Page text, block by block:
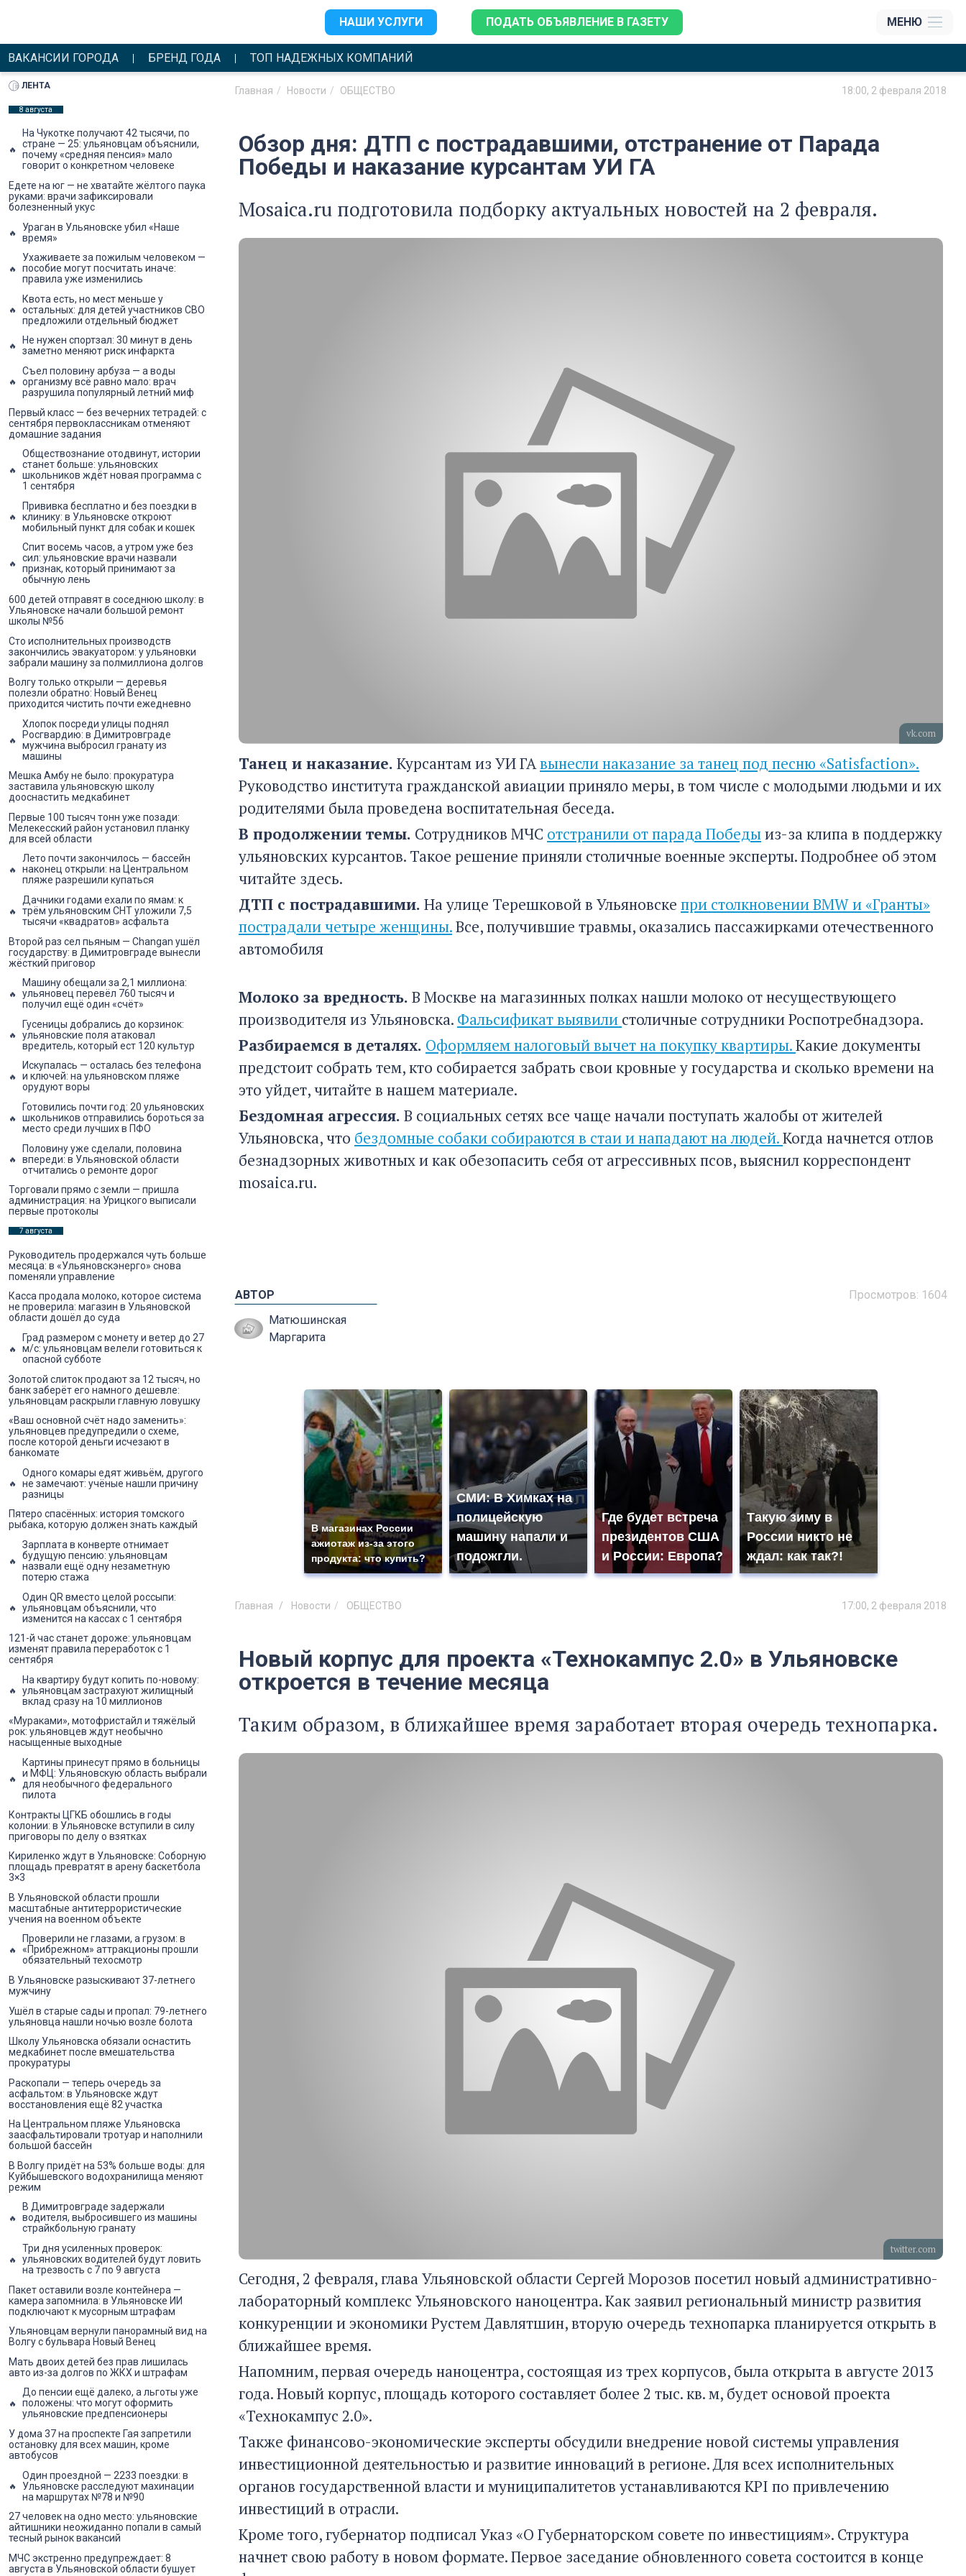
НАШИ УСЛУГИ ПОДАТЬ ОБЪЯВЛЕНИЕ В ГАЗЕТУ МЕНЮ
ВАКАНСИИ ГОРОДА БРЕНД ГОДА ТОП НАДЕЖНЫХ КОМПАНИЙ
Главная Новости ОБЩЕСТВО 18:00, 2 февраля 2018
Обзор дня: ДТП с пострадавшими, отстранение от Парада
Победы и наказание курсантам УИ ГА
Mosaica.ru подготовила подборку актуальных новостей на 2 февраля.
vk.com
Танец и наказание. Курсантам из УИ ГАвынесли наказание за танец под песню «Satisfaction».
Руководство института гражданской авиации приняло меры, в том числе с молодыми людьми и их
родителями была проведена воспитательная беседа.
В продолжении темы. Сотрудников МЧС отстранили от парада Победыиз-за клипа в поддержку
ульяновских курсантов. Такое решение приняли столичные военные эксперты. Подробнее об этом
читайте здесь.
ДТП с пострадавшими. На улице Терешковой в Ульяновске при столкновении BMW и «Гранты»
пострадали четыре женщины.Все, получившие травмы, оказались пассажирками отечественного
автомобиля
Молоко за вредность. В Москве на магазинных полках нашли молоко от несуществующего
производителя из Ульяновска. Фальсификат выявили столичные сотрудники Роспотребнадзора.
Разбираемся в деталях. Оформляем налоговый вычет на покупку квартиры.Какие документы
предстоит собрать тем, кто собирается забрать свои кровные у государства и сколько времени на
это уйдет, читайте в нашем материале.
Бездомная агрессия. В социальных сетях все чаще начали поступать жалобы от жителей
Ульяновска, что бездомные собаки собираются в стаи и нападают на людей.Когда начнется отлов
безнадзорных животных и как обезопасить себя от агрессивных псов, выяснил корреспондент
mosaica.ru.
Просмотров: 1604
АВТОР
Матюшинская
Маргарита
В магазинах России
ажиотаж из-за этого
продукта: что купить?
СМИ: В Химках на
полицейскую
машину напали и
подожгли.
Где будет встреча
президентов США
и России: Европа?
Такую зиму в
России никто не
ждал: как так?!
Главная Новости ОБЩЕСТВО 17:00, 2 февраля 2018
Новый корпус для проекта «Технокампус 2.0» в Ульяновске
откроется в течение месяца
Таким образом, в ближайшее время заработает вторая очередь технопарка.
twitter.com
Сегодня, 2 февраля, глава Ульяновской области Сергей Морозов посетил новый административно-
лабораторный комплекс Ульяновского наноцентра. Как заявил региональный министр развития
конкуренции и экономики Рустем Давлятшин, вторую очередь технопарка планируется открыть в
ближайшее время.
Напомним, первая очередь наноцентра, состоящая из трех корпусов, была открыта в августе 2013
года. Новый корпус, площадь которого составляет более 2 тыс. кв. м, будет основой проекта
«Технокампус 2.0».
Также финансово-экономические эксперты обсудили внедрение новой системы управления
инвестиционной деятельностью и развитие инноваций в регионе. Для всех исполнительных
органов государственной власти и муниципалитетов устанавливаются KPI по привлечению
инвестиций в отрасли.
Кроме того, губернатор подписал Указ «О Губернаторском совете по инвестициям». Структура
начнет свою работу в новом формате. Первое заседание обновленного совета состоится в конце
ЛЕНТА
8 августа
На Чукотке получают 42 тысячи, по
стране — 25: ульяновцам объяснили,
почему «средняя пенсия» мало
говорит о конкретном человеке
Едете на юг — не хватайте жёлтого паука
руками: врачи зафиксировали
болезненный укус
Ураган в Ульяновске убил «Наше
время»
Ухаживаете за пожилым человеком —
пособие могут посчитать иначе:
правила уже изменились
Квота есть, но мест меньше у
остальных: для детей участников СВО
предложили отдельный бюджет
Не нужен спортзал: 30 минут в день
заметно меняют риск инфаркта
Съел половину арбуза — а воды
организму всё равно мало: врач
разрушила популярный летний миф
Первый класс — без вечерних тетрадей: с
сентября первоклассникам отменяют
домашние задания
Обществознание отодвинут, истории
станет больше: ульяновских
школьников ждёт новая программа с
1 сентября
Прививка бесплатно и без поездки в
клинику: в Ульяновске откроют
мобильный пункт для собак и кошек
Спит восемь часов, а утром уже без
сил: ульяновские врачи назвали
признак, который принимают за
обычную лень
600 детей отправят в соседнюю школу: в
Ульяновске начали большой ремонт
школы №56
Сто исполнительных производств
закончились эвакуатором: у ульяновки
забрали машину за полмиллиона долгов
Волгу только открыли — деревья
полезли обратно: Новый Венец
приходится чистить почти ежедневно
Хлопок посреди улицы поднял
Росгвардию: в Димитровграде
мужчина выбросил гранату из
машины
Мешка Амбу не было: прокуратура
заставила ульяновскую школу
дооснастить медкабинет
Первые 100 тысяч тонн уже позади:
Мелекесский район установил планку
для всей области
Лето почти закончилось — бассейн
наконец открыли: на Центральном
пляже разрешили купаться
Дачники годами ехали по ямам: к
трём ульяновским СНТ уложили 7,5
тысячи «квадратов» асфальта
Второй раз сел пьяным — Changan ушёл
государству: в Димитровграде вынесли
жёсткий приговор
Машину обещали за 2,1 миллиона:
ульяновец перевёл 760 тысяч и
получил ещё один «счёт»
Гусеницы добрались до корзинок:
ульяновские поля атаковал
вредитель, который ест 120 культур
Искупалась — осталась без телефона
и ключей: на ульяновском пляже
орудуют воры
Готовились почти год: 20 ульяновских
школьников отправились бороться за
место среди лучших в ПФО
Половину уже сделали, половина
впереди: в Ульяновской области
отчитались о ремонте дорог
Торговали прямо с земли — пришла
администрация: на Урицкого выписали
первые протоколы
7 августа
Руководитель продержался чуть больше
месяца: в «Ульяновскэнерго» снова
поменяли управление
Касса продала молоко, которое система
не проверила: магазин в Ульяновской
области дошёл до суда
Град размером с монету и ветер до 27
м/с: ульяновцам велели готовиться к
опасной субботе
Золотой слиток продают за 12 тысяч, но
банк заберёт его намного дешевле:
ульяновцам раскрыли главную ловушку
«Ваш основной счёт надо заменить»:
ульяновцев предупредили о схеме,
после которой деньги исчезают в
банкомате
Одного комары едят живьём, другого
не замечают: учёные нашли причину
разницы
Пятеро спасённых: история томского
рыбака, которую должен знать каждый
Зарплата в конверте отнимает
будущую пенсию: ульяновцам
назвали ещё одну незаметную
потерю стажа
Один QR вместо целой россыпи:
ульяновцам объяснили, что
изменится на кассах с 1 сентября
121-й час станет дороже: ульяновцам
изменят правила переработок с 1
сентября
На квартиру будут копить по-новому:
ульяновцам застрахуют жилищный
вклад сразу на 10 миллионов
«Мураками», мотофристайл и тяжёлый
рок: ульяновцев ждут необычно
насыщенные выходные
Картины принесут прямо в больницы
и МФЦ: Ульяновскую область выбрали
для необычного федерального
пилота
Контракты ЦГКБ обошлись в годы
колонии: в Ульяновске вступили в силу
приговоры по делу о взятках
Кириленко ждут в Ульяновске: Соборную
площадь превратят в арену баскетбола
3×3
В Ульяновской области прошли
масштабные антитеррористические
учения на военном объекте
Проверили не глазами, а грузом: в
«Прибрежном» аттракционы прошли
обязательный техосмотр
В Ульяновске разыскивают 37-летнего
мужчину
Ушёл в старые сады и пропал: 79-летнего
ульяновца нашли ночью возле болота
Школу Ульяновска обязали оснастить
медкабинет после вмешательства
прокуратуры
Раскопали — теперь очередь за
асфальтом: в Ульяновске ждут
восстановления ещё 82 участка
На Центральном пляже Ульяновска
заасфальтировали тротуар и наполнили
большой бассейн
В Волгу придёт на 53% больше воды: для
Куйбышевского водохранилища меняют
режим
В Димитровграде задержали
водителя, выбросившего из машины
страйкбольную гранату
Три дня усиленных проверок:
ульяновских водителей будут ловить
на трезвость с 7 по 9 августа
Пакет оставили возле контейнера —
камера запомнила: в Ульяновске ИИ
подключают к мусорным штрафам
Ульяновцам вернули панорамный вид на
Волгу с бульвара Новый Венец
Мать двоих детей без прав лишилась
авто из-за долгов по ЖКХ и штрафам
До пенсии ещё далеко, а льготы уже
положены: что могут оформить
ульяновские предпенсионеры
У дома 37 на проспекте Гая запретили
остановку для всех машин, кроме
автобусов
Один проездной — 2233 поездки: в
Ульяновске расследуют махинации
на маршрутах №78 и №90
27 человек на одно место: ульяновские
айтишники неожиданно попали в самый
тесный рынок вакансий
МЧС экстренно предупреждает: 8
августа в Ульяновской области бушует